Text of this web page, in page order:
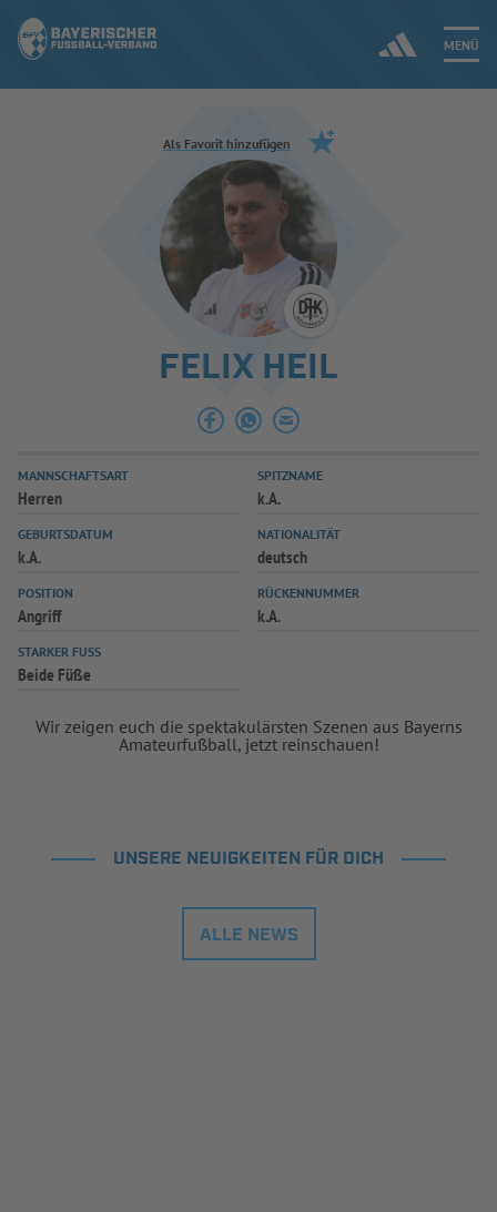
MENÜ
Jetzt einloggen
ERGEBNISSE & WETTBEWERBE
SPIELBETRIEB & VERBANDSLEBEN
AUSBILDUNG & FÖRDERUNG
SPIELPLUS
Als Favorit hinzufügen
FELIX HEIL
MANNSCHAFTSART
Herren
SPITZNAME
k.A.
GEBURTSDATUM
k.A.
NATIONALITÄT
deutsch
POSITION
Angriff
RÜCKENNUMMER
k.A.
STARKER FUSS
Beide Füße
Wir zeigen euch die spektakulärsten Szenen aus Bayerns
Amateurfußball, jetzt reinschauen!
UNSERE NEUIGKEITEN FÜR DICH
ALLE NEWS